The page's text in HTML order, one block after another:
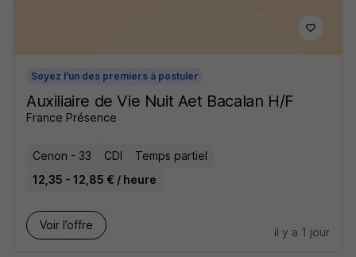
Soyez l'un des premiers à postuler
Auxiliaire de Vie Nuit Aet Bacalan H/F
France Présence
Cenon - 33 CDI
Temps partiel
12,35 - 12,85 € / heure
Voir l’offre
il y a 1 jour